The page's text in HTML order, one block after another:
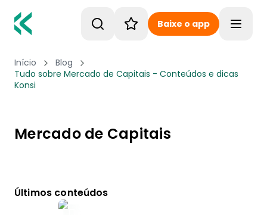
Baixe o app
Início
Blog
Tudo sobre Mercado de Capitais - Conteúdos e dicas
Konsi
Mercado de Capitais
Últimos conteúdos